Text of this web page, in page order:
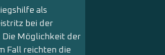
als
bei der
Möglichkeit der
Fall reichten die